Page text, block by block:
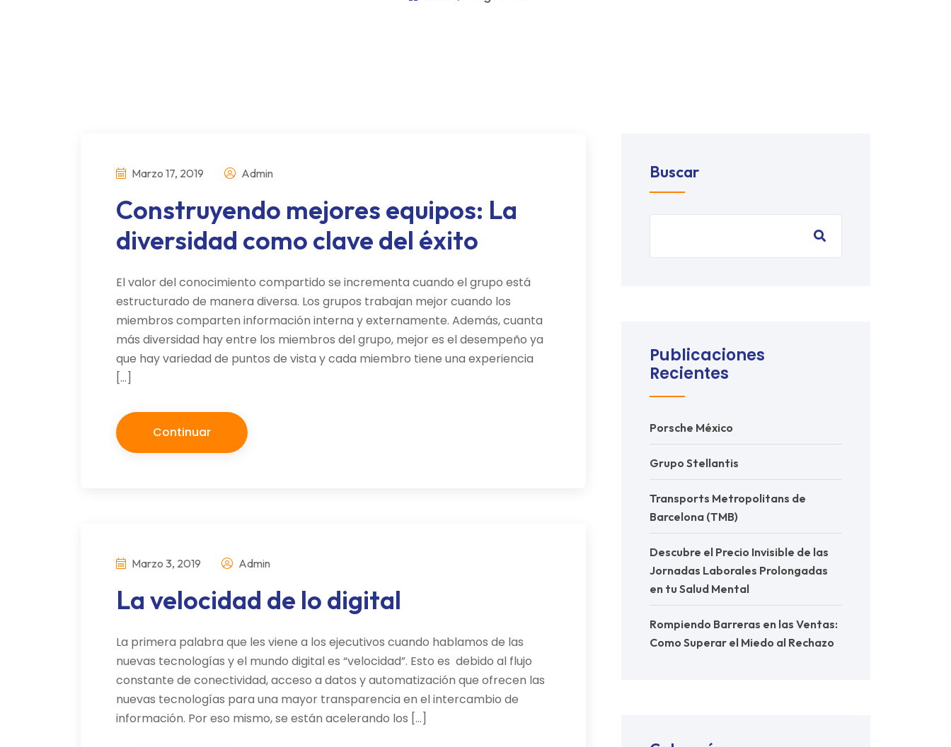
Marzo 17, 2019 Admin
Construyendo mejores equipos: La
diversidad como clave del éxito
El valor del conocimiento compartido se incrementa cuando el grupo está
estructurado de manera diversa. Los grupos trabajan mejor cuando los
miembros comparten información interna y externamente. Además, cuanta
más diversidad hay entre los miembros del grupo, mejor es el desempeño ya
que hay variedad de puntos de vista y cada miembro tiene una experiencia
[…]
Continuar
Marzo 3, 2019 Admin
La velocidad de lo digital
La primera palabra que les viene a los ejecutivos cuando hablamos de las
nuevas tecnologías y el mundo digital es “velocidad”. Esto es debido al flujo
constante de conectividad, acceso a datos y automatización que ofrecen las
nuevas tecnologías para una mayor transparencia en el intercambio de
información. Por eso mismo, se están acelerando los […]
Buscar
Publicaciones
Recientes
Porsche México
Grupo Stellantis
Transports Metropolitans de
Barcelona (TMB)
Descubre el Precio Invisible de las
Jornadas Laborales Prolongadas
en tu Salud Mental
Rompiendo Barreras en las Ventas:
Como Superar el Miedo al Rechazo